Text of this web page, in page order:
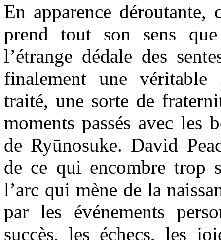
En apparence
prend tout son sens
l’étrange dédale des
finalement une
traité, une sorte de
moments passés avec les
de Ryūnosuke. David
de ce qui encombre trop
l’arc qui mène de la
par les événements
succès, les échecs, les